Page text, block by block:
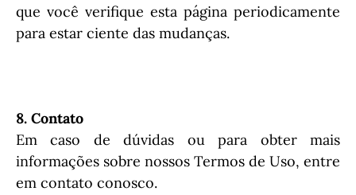
que você verifique esta página periodicamente
para estar ciente das mudanças.
8. Contato
Em caso de dúvidas ou para obter mais
informações sobre nossos Termos de Uso, entre
em contato conosco.